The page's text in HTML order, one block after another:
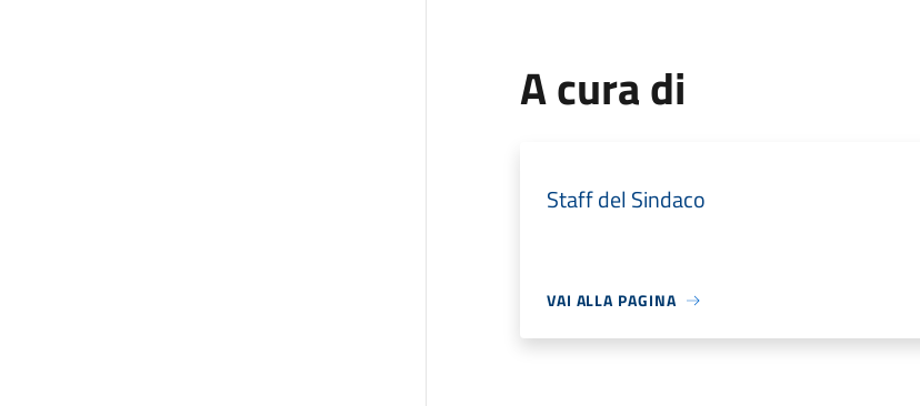
A cura di
Staff del Sindaco
VAI ALLA PAGINA